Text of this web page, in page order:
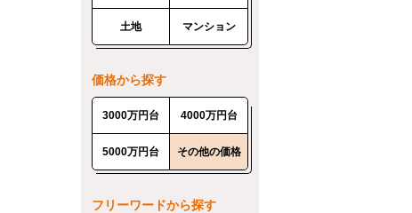
土地 マンション
価格から探す
3000万円台 4000万円台
5000万円台 その他の価格
フリーワードから探す